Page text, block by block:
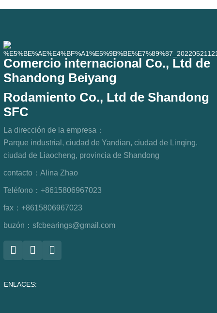
Comercio internacional Co., Ltd de
Shandong Beiyang
Rodamiento Co., Ltd de Shandong
SFC
La dirección de la empresa：
Parque industrial, ciudad de Yandian, ciudad de Linqing,
ciudad de Liaocheng, provincia de Shandong
contacto： Alina Zhao
Teléfono： +8615806967023
fax： +8615806967023
buzón： sfcbearings@gmail.com
ENLACES: